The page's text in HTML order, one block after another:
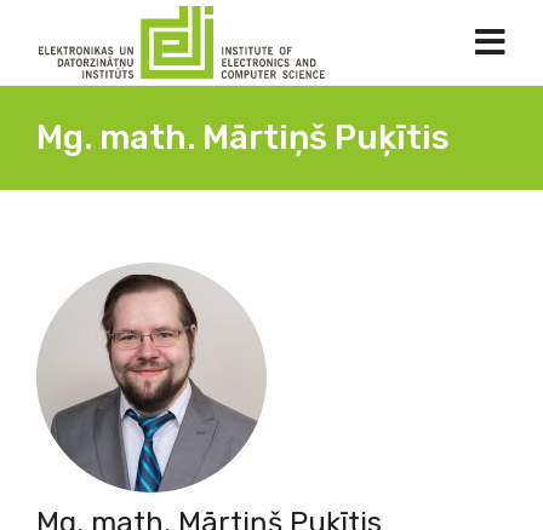
Mg. math. Mārtiņš Puķītis
Mg. math. Mārtiņš Puķītis